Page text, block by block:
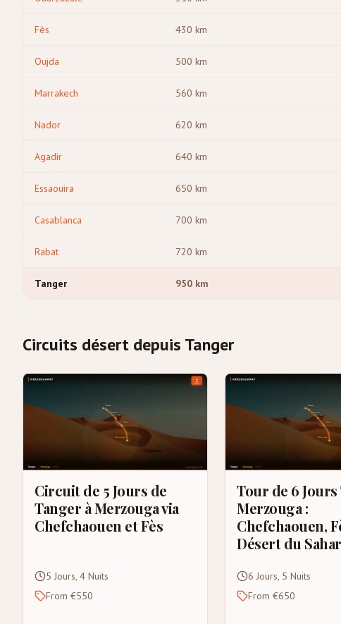
Fès 430 km
Oujda 500 km
Marrakech 560 km
Nador 620 km
Agadir 640 km
Essaouira 650 km
Casablanca 700 km
Rabat 720 km
Tanger 950 km
Circuits désert depuis Tanger
Circuit de 5 Jours de
Tanger à Merzouga via
Chefchaouen et Fès
5 Jours, 4 Nuits
From €550
Tour de 6 Jours
Merzouga :
Chefchaouen,
Désert du
6 Jours, 5 Nuits
From €650